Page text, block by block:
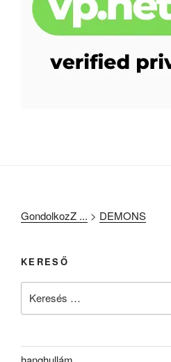
GondolkozZ ... > DEMONS
KERESŐ